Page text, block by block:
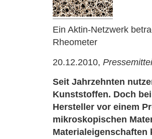
Ein Aktin-Netzwerk
Rheometer
20.12.2010,
Seit Jahrzehnten
Kunststoffen. Doch
Hersteller vor einem
mikroskopischen